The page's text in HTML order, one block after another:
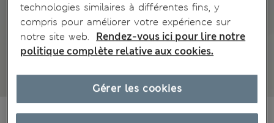
CHF88.90
technologies similaires à différentes fins, y
compris pour améliorer votre expérience sur
notre site web.
Rendez-vous ici pour lire notre
politique complète relative aux cookies.
Gérer les cookies